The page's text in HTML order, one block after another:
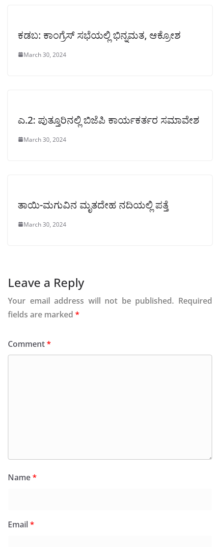
ಕಡಬ: ಕಾಂಗ್ರೆಸ್ ಸಭೆಯಲ್ಲಿ ಭಿನ್ನಮತ, ಆಕ್ರೋಶ
March 30, 2024
ಎ.2: ಪುತ್ತೂರಿನಲ್ಲಿ ಬಿಜೆಪಿ ಕಾರ್ಯಕರ್ತರ ಸಮಾವೇಶ
March 30, 2024
ತಾಯಿ-ಮಗುವಿನ ಮೃತದೇಹ ನದಿಯಲ್ಲಿ ಪತ್ತೆ
March 30, 2024
Leave a Reply
Your email address will not be published. Required
fields are marked *
Comment*
Name*
Email*